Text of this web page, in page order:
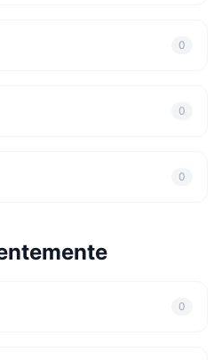
0
0
0
0